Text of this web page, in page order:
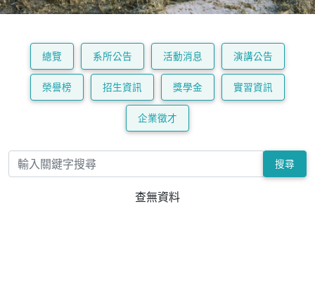
總覽 系所公告 活動消息 演講公告
榮譽榜 招生資訊 獎學金 實習資訊
企業徵才
搜尋
查無資料